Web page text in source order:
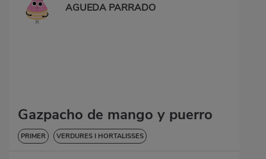
AGUEDA PARRADO
Gazpacho de mango y puerro
PRIMER VERDURES I HORTALISSES